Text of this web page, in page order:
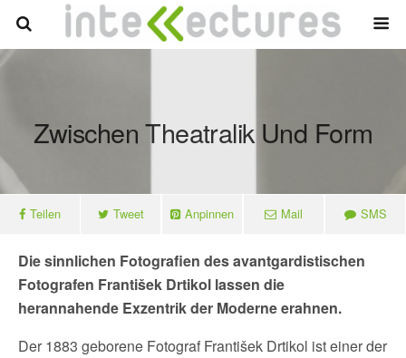
Zwischen Theatralik Und Form
Teilen Tweet Anpinnen Mail SMS
Die sinnlichen Fotografien des avantgardistischen
Fotografen František Drtikol lassen die
herannahende Exzentrik der Moderne erahnen.
Der 1883 geborene Fotograf František Drtikol ist einer der